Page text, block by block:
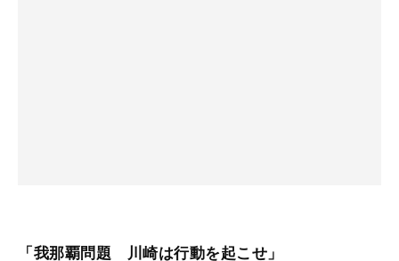
「我那覇問題 川崎は行動を起こせ」